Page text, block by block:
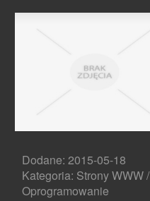
Dodane: 2015-05-18
Kategoria: Strony WWW /
Oprogramowanie